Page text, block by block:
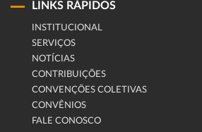
LINKS RÁPIDOS
INSTITUCIONAL
SERVIÇOS
NOTÍCIAS
CONTRIBUIÇÕES
CONVENÇÕES COLETIVAS
CONVÊNIOS
FALE CONOSCO